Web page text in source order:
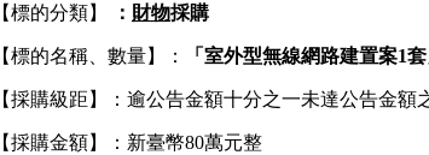
【標的分類】 ： 財物採購
【標的名稱、數量】： 「室外型無線網路建置案1
【採購級距】：逾公告金額十分之一未達公告金額
【採購金額】：新臺幣80萬元整